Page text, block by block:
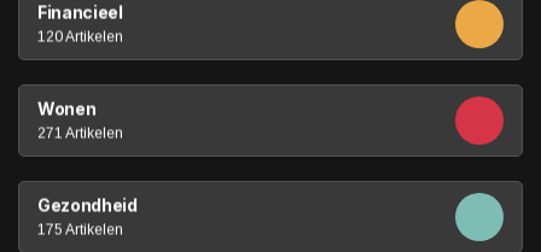
Financieel
120 Artikelen
Wonen
271 Artikelen
Gezondheid
175 Artikelen